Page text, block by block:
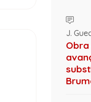
J.
Obra